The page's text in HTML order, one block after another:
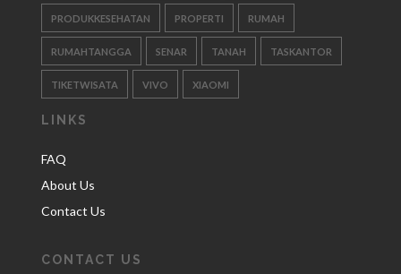
PRODUKKESEHATAN PROPERTI RUMAH
RUMAHTANGGA SENAR TANAH TASKANTOR
TIKETWISATA VIVO XIAOMI
LINKS
FAQ
About Us
Contact Us
CONTACT US